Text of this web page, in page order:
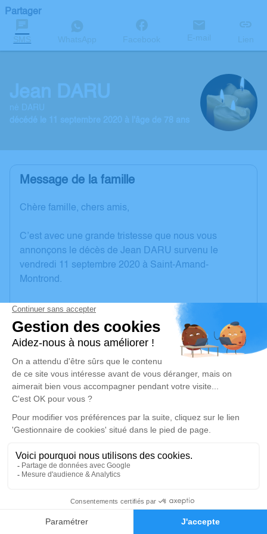
Faire-part Hommages
Partager
SMS WhatsApp Facebook E-mail Lien
Jean DARU
né DARU
décédé le 11 septembre 2020 à l'âge de 78 ans
Message de la famille
Chère famille, chers amis,
C’est avec une grande tristesse que nous vous
annonçons le décès de Jean DARU survenu le
vendredi 11 septembre 2020 à Saint-Amand-
Montrond.
Nous vous invitons à utiliser cet espace pour laisser
vos condoléances, partager des photos souvenirs,
une anecdote ou exprimer vos pensées à travers des
poèmes ou des textes. Cet endroit est un lieu
d'expression dédié à honorer la mémoire de Jean
DARU.
Un service de plantation d’arbre hommage est
disponible ici.
mardi 15 septembre 2020 à 15h00
LE BOURG